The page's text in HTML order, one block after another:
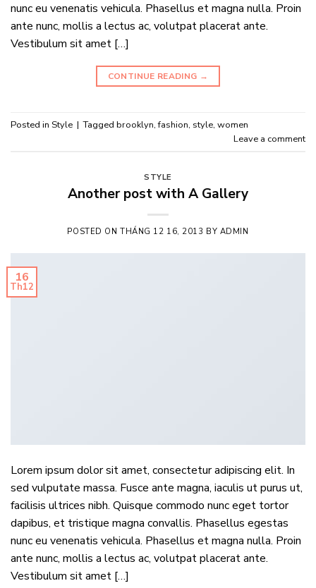
nunc eu venenatis vehicula. Phasellus et magna nulla. Proin
ante nunc, mollis a lectus ac, volutpat placerat ante.
Vestibulum sit amet […]
CONTINUE READING →
Posted in Style | Tagged brooklyn,fashion, style, women
Leave a comment
STYLE
Another post with A Gallery
POSTED ON THÁNG 12 16, 2013 BY ADMIN
16
Th12
Lorem ipsum dolor sit amet, consectetur adipiscing elit. In
sed vulputate massa. Fusce ante magna, iaculis ut purus ut,
facilisis ultrices nibh. Quisque commodo nunc eget tortor
dapibus, et tristique magna convallis. Phasellus egestas
nunc eu venenatis vehicula. Phasellus et magna nulla. Proin
ante nunc, mollis a lectus ac, volutpat placerat ante.
Vestibulum sit amet […]